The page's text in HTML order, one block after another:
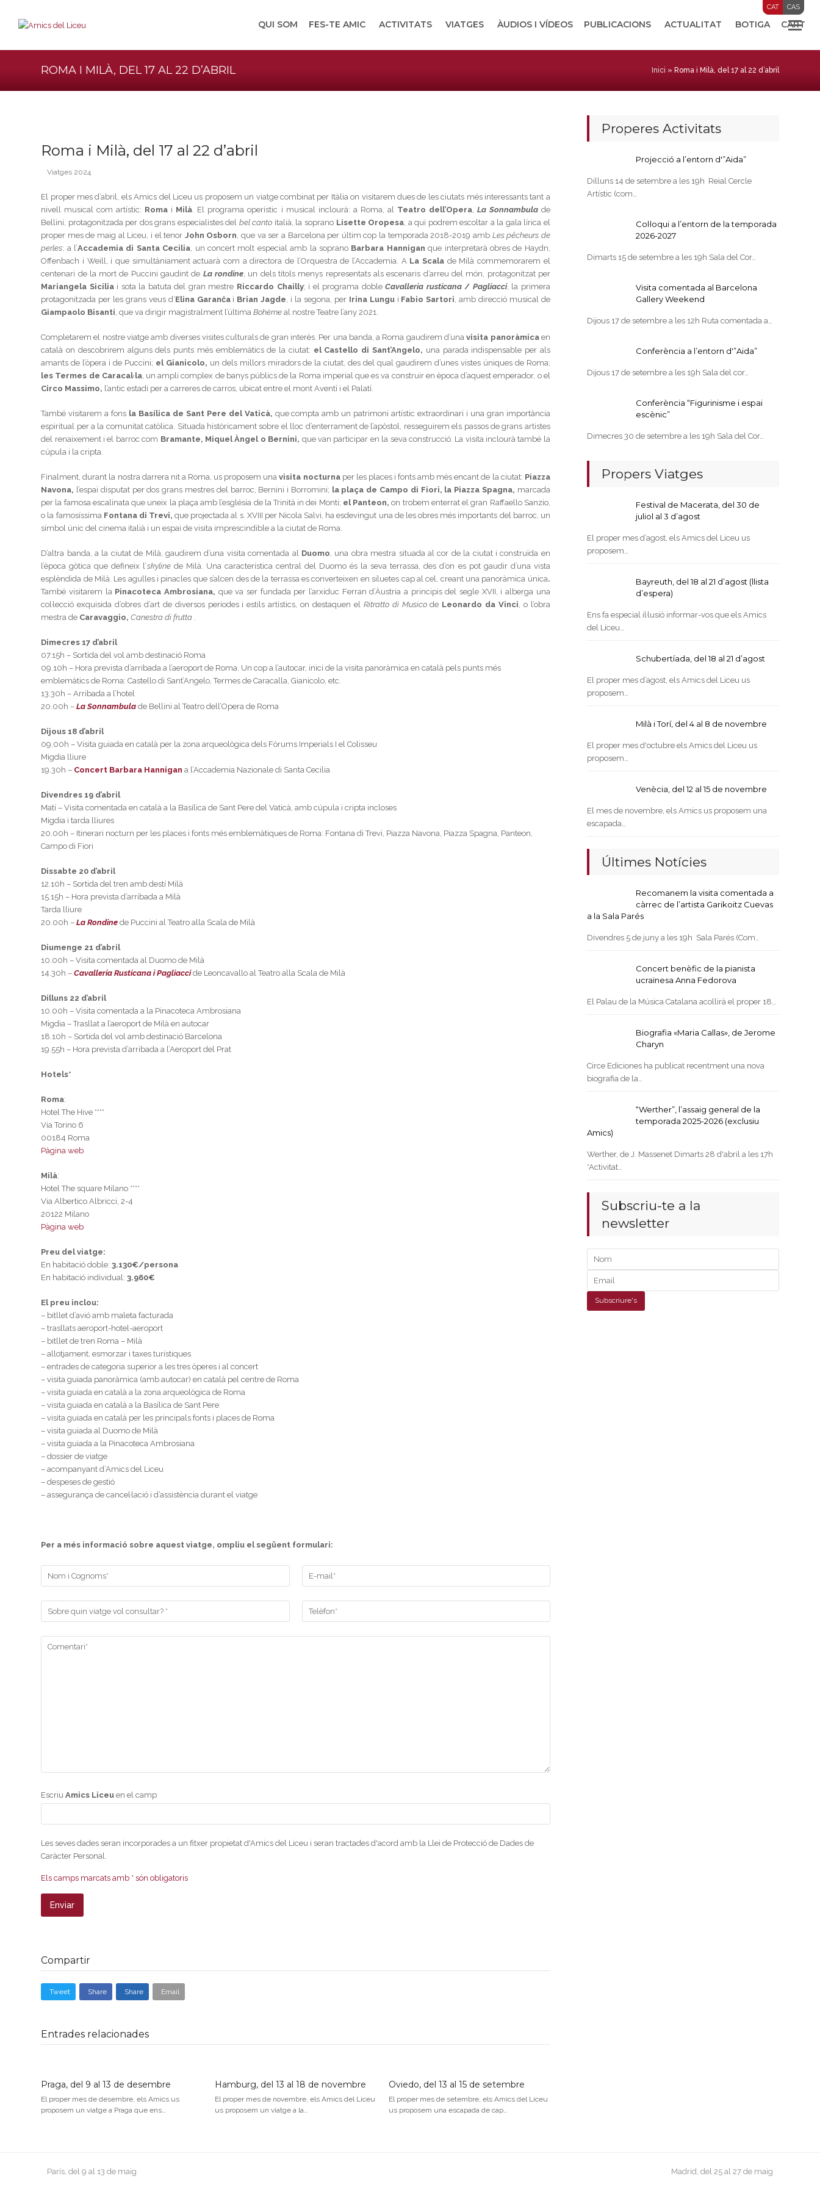
CAT CAS
QUI SOM FES-TE AMIC ACTIVITATS VIATGES ÀUDIOS I VÍDEOS PUBLICACIONS ACTUALITAT BOTIGA CART
ROMA I MILÀ, DEL 17 AL 22 D’ABRIL Inici » Roma i Milà, del 17 al 22 d’abril
Roma i Milà, del 17 al 22 d’abril
Viatges 2024
El proper mes d’abril, els Amics del Liceu us proposem un viatge combinat per Itàlia on visitarem dues de les ciutats més interessants tant a
nivell musical com artístic: Roma i Milà. El programa operístic i musical inclourà: a Roma, al Teatro dell’Opera, La Sonnambulade
Bellini, protagonitzada per dos grans especialistes del bel canto italià, la soprano Lisette Oropesa, a qui podrem escoltar a la gala lírica el
proper mes de maig al Liceu, i el tenor John Osborn, que va ser a Barcelona per últim cop la temporada 2018-2019 amb Les pêcheurs de
perles; a l’Accademia di Santa Cecilia, un concert molt especial amb la soprano Barbara Hannigan que interpretarà obres de Haydn,
Offenbach i Weill, i que simultàniament actuarà com a directora de l’Orquestra de l’Accademia. A La Scala de Milà commemorarem el
centenari de la mort de Puccini gaudint de La rondine, un dels títols menys representats als escenaris d’arreu del món, protagonitzat per
Mariangela Siciliai sota la batuta del gran mestre Riccardo Chailly; i el programa dobleCavalleria rusticana/ Pagliacci, la primera
protagonitzada per les grans veus d’Elina Garančai Brian Jagde, i la segona, per Irina Lungui Fabio Sartori, amb direcció musical de
Giampaolo Bisanti, que va dirigir magistralment l’últimaBohèmeal nostre Teatre l’any 2021.
Completarem el nostre viatge amb diverses visites culturals de gran interès. Per una banda, a Roma gaudirem d’unavisita panoràmicaen
català on descobrirem alguns dels punts més emblemàtics de la ciutat: el Castello di Sant’Angelo, una parada indispensable per als
amants de l’òpera i de Puccini; el Gianicolo, un dels millors miradors de la ciutat, des del qual gaudirem d’unes vistes úniques de Roma;
les Termes de Caracal·la, un ampli complex de banys públics de la Roma imperial que es va construir en època d’aquest emperador, o el
Circo Massimo, l’antic estadi per a carreres de carros, ubicat entre el mont Aventí i el Palatí.
També visitarem a fons la Basílica de Sant Pere del Vaticà, que compta amb un patrimoni artístic extraordinari i una gran importància
espiritual per a la comunitat catòlica. Situada històricament sobre el lloc d’enterrament de l’apòstol, resseguirem els passos de grans artistes
del renaixement i el barroc com Bramante, Miquel Àngel o Bernini, que van participar en la seva construcció. La visita inclourà també la
cúpula i la cripta.
Finalment, durant la nostra darrera nit a Roma, us proposem unavisita nocturnaper les places i fonts amb més encant de la ciutat: Piazza
Navona, l’espai disputat per dos grans mestres del barroc, Bernini i Borromini; la plaça de Campo di Fiori, la Piazza Spagna, marcada
per la famosa escalinata que uneix la plaça amb l’església de la Trinità in dei Monti; el Panteon,on trobem enterrat el gran Raffaello Sanzio,
o la famosíssima Fontana di Trevi,que projectada al s. XVIII per Nicola Salvi, ha esdevingut una de les obres més importants del barroc, un
símbol únic del cinema italià i un espai de visita imprescindible a la ciutat de Roma.
D’altra banda, a la ciutat de Milà, gaudirem d’una visita comentada al Duomo, una obra mestra situada al cor de la ciutat i construïda en
l’època gòtica que defineix l’skylinede Milà. Una característica central del Duomo és la seva terrassa, des d’on es pot gaudir d’una vista
esplèndida de Milà. Les agulles i pinacles que s’alcen des de la terrassa es converteixen en siluetes cap al cel, creant una panoràmica única.
També visitarem la Pinacoteca Ambrosiana, que va ser fundada per l’arxiduc Ferran d’Àustria a principis del segle XVII, i alberga una
col·lecció exquisida d’obres d’art de diversos períodes i estils artístics, on destaquen el Ritratto di Musicode Leonardo da Vinci, o l’obra
mestra de Caravaggio, Canestra di frutta .
Dimecres 17 d’abril
07.15h – Sortida del vol amb destinació Roma
09.10h – Hora prevista d’arribada a l’aeroport de Roma. Un cop a l’autocar, inici de la visita panoràmica en català pels punts més
emblemàtics de Roma: Castello di Sant’Angelo, Termes de Caracalla, Gianicolo, etc.
13.30h – Arribada a l’hotel
20.00h–La Sonnambula de Bellini al Teatro dell’Opera de Roma
Dijous 18 d’abril
09.00h – Visita guiada en català per la zona arqueològica dels Fòrums Imperials I el Colisseu
Migdia lliure
19.30h – Concert Barbara Hannigan a l’Accademia Nazionale di Santa Cecilia
Divendres 19 d’abril
Matí – Visita comentada en català a la Basílica de Sant Pere del Vaticà, amb cúpula i cripta incloses
Migdia i tarda lliures
20.00h – Itinerari nocturn per les places i fonts més emblemàtiques de Roma: Fontana di Trevi, Piazza Navona, Piazza Spagna, Panteon,
Campo di Fiori
Dissabte 20 d’abril
12.10h – Sortida del tren amb destí Milà
15.15h – Hora prevista d’arribada a Milà
Tarda lliure
20.00h –La Rondine de Puccini al Teatro alla Scala de Milà
Diumenge 21 d’abril
10.00h – Visita comentada al Duomo de Milà
14.30h –Cavalleria Rusticana i Pagliaccide Leoncavallo al Teatro alla Scala de Milà
Dilluns 22 d’abril
10.00h – Visita comentada a la Pinacoteca Ambrosiana
Migdia – Trasllat a l’aeroport de Milà en autocar
18.10h – Sortida del vol amb destinació Barcelona
19.55h – Hora prevista d’arribada a l’Aeroport del Prat
Hotels*
Roma:
Hotel The Hive ****
Via Torino 6
00184 Roma
Pàgina web
Milà:
Hotel The square Milano ****
Via Albertico Albricci, 2-4
20122 Milano
Pàgina web
Preu del viatge:
En habitació doble: 3.130€/persona
En habitació individual: 3.960€
El preu inclou:
– bitllet d’avió amb maleta facturada
– trasllats aeroport-hotel-aeroport
– bitllet de tren Roma – Milà
– allotjament, esmorzar i taxes turístiques
– entrades de categoria superior a les tres òperes i al concert
– visita guiada panoràmica (amb autocar) en català pel centre de Roma
– visita guiada en català a la zona arqueològica de Roma
– visita guiada en català a la Basílica de Sant Pere
– visita guiada en català per les principals fonts i places de Roma
– visita guiada al Duomo de Milà
– visita guiada a la Pinacoteca Ambrosiana
– dossier de viatge
– acompanyant d’Amics del Liceu
– despeses de gestió
– assegurança de cancel·lació i d’assistència durant el viatge
Per a més informació sobre aquest viatge, ompliu el següent formulari:
EscriuAmics Liceu en el camp
Les seves dades seran incorporades a un fitxer propietat d'Amics del Liceu i seran tractades d'acord amb la Llei de Protecció de Dades de
Caràcter Personal.
Els camps marcats amb * són obligatoris
Compartir
Tweet Share Share Email
Entrades relacionades
Praga, del 9 al 13 de desembre
El proper mes de desembre, els Amics us
proposem un viatge a Praga que ens…
Hamburg, del 13 al 18 de novembre
El proper mes de novembre, els Amics del Liceu
us proposem un viatge a la…
Oviedo, del 13 al 15 de setembre
El proper mes de setembre, els Amics del Liceu
us proposem una escapada de cap…
Properes Activitats
Projecció a l’entorn d'”Aida”
Dilluns 14 de setembre a les 19h Reial Cercle
Artístic (com…
Col·loqui a l’entorn de la temporada
2026-2027
Dimarts 15 de setembre a les 19h Sala del Cor…
Visita comentada al Barcelona
Gallery Weekend
Dijous 17 de setembre a les 12h Ruta comentada a…
Conferència a l’entorn d'”Aida”
Dijous 17 de setembre a les 19h Sala del cor…
Conferència “Figurinisme i espai
escènic”
Dimecres 30 de setembre a les 19h Sala del Cor…
Propers Viatges
Festival de Macerata, del 30 de
juliol al 3 d’agost
El proper mes d’agost, els Amics del Liceu us
proposem…
Bayreuth, del 18 al 21 d’agost (llista
d’espera)
Ens fa especial il·lusió informar-vos que els Amics
del Liceu…
Schubertíada, del 18 al 21 d’agost
El proper mes d’agost, els Amics del Liceu us
proposem…
Milà i Torí, del 4 al 8 de novembre
El proper mes d'octubre els Amics del Liceu us
proposem…
Venècia, del 12 al 15 de novembre
El mes de novembre, els Amics us proposem una
escapada…
Últimes Notícies
Recomanem la visita comentada a
càrrec de l’artista Garikoitz Cuevas
a la Sala Parés
Divendres 5 de juny a les 19h Sala Parés (Com…
Concert benèfic de la pianista
ucraïnesa Anna Fedorova
El Palau de la Música Catalana acollirà el proper 18…
Biografia «Maria Callas», de Jerome
Charyn
Circe Ediciones ha publicat recentment una nova
biografia de la…
“Werther”, l’assaig general de la
temporada 2025-2026 (exclusiu
Amics)
Werther, de J. Massenet Dimarts 28 d'abril a les 17h
*Activitat…
Subscriu-te a la
newsletter
previous
París, del 9 al 13 de maig
next
Madrid, del 25 al 27 de maig